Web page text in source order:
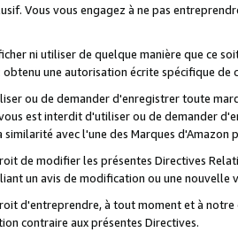
Vous vous engagez à ne pas
ni utiliser de quelque manière que ce
obtenu une autorisation écrite spécifique de
ou de demander d'enregistrer toute
est interdit d'utiliser ou de demander
avec l'une des Marques
de modifier les présentes Directives
un avis de modification ou une nouvelle
d'entreprendre, à tout moment et à
contraire aux présentes Directives.